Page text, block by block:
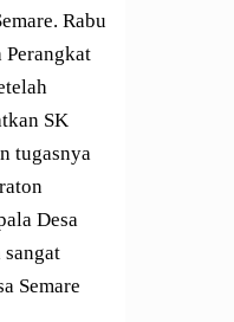
Rabu
Perangkat
SK
tugasnya
Desa
Semare